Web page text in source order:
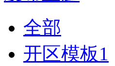
全部
开区模板1